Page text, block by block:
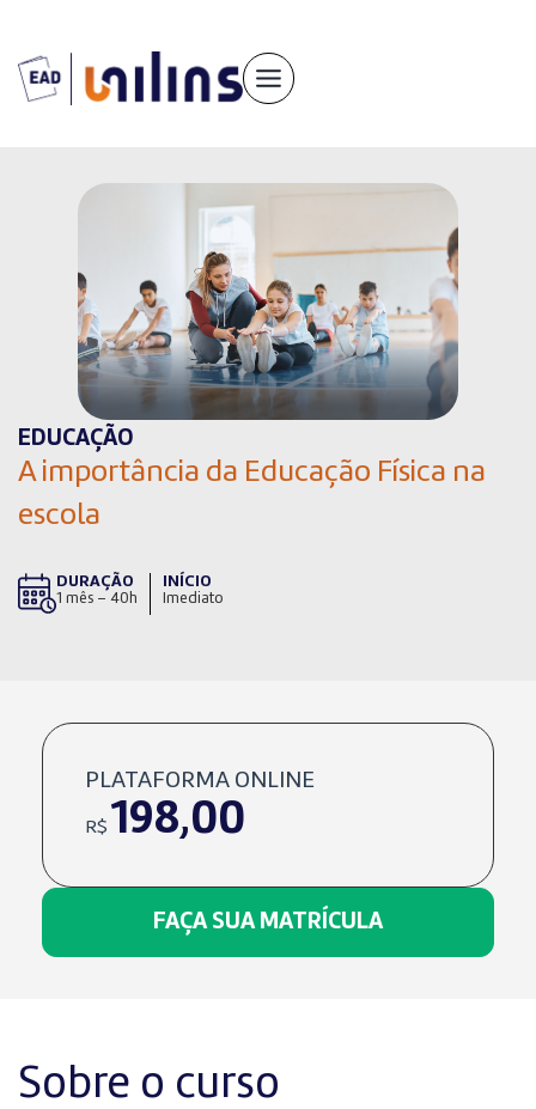
conteúdo
EDUCAÇÃO
A importância da Educação Física na
escola
DURAÇÃO
1 mês – 40h
INÍCIO
Imediato
Sobre o curso
PLATAFORMA ONLINE
R$ 198,00
FAÇA SUA MATRÍCULA